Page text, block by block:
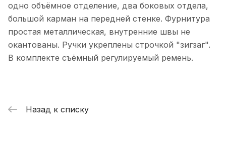
одно объёмное отделение, два боковых отдела,
большой карман на передней стенке. Фурнитура
простая металлическая, внутренние швы не
окантованы. Ручки укреплены строчкой "зигзаг".
В комплекте съёмный регулируемый ремень.
Назад к списку